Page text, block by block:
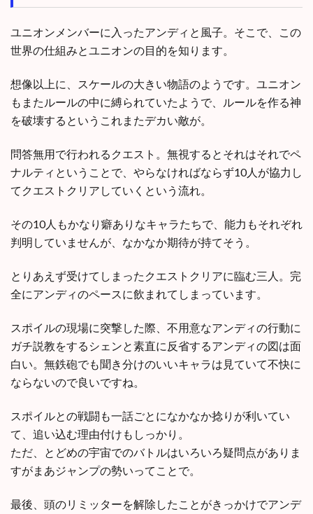
ユニオンメンバーに入ったアンディと風子。そこで、この
世界の仕組みとユニオンの目的を知ります。
想像以上に、スケールの大きい物語のようです。ユニオン
もまたルールの中に縛られていたようで、ルールを作る神
を破壊するというこれまたデカい敵が。
問答無用で行われるクエスト。無視するとそれはそれでペ
ナルティということで、やらなければならず10人が協力し
てクエストクリアしていくという流れ。
その10人もかなり癖ありなキャラたちで、能力もそれぞれ
判明していませんが、なかなか期待が持てそう。
とりあえず受けてしまったクエストクリアに臨む三人。完
全にアンディのペースに飲まれてしまっています。
スポイルの現場に突撃した際、不用意なアンディの行動に
ガチ説教をするシェンと素直に反省するアンディの図は面
白い。無鉄砲でも聞き分けのいいキャラは見ていて不快に
ならないので良いですね。
スポイルとの戦闘も一話ごとになかなか捻りが利いてい
て、追い込む理由付けもしっかり。
ただ、とどめの宇宙でのバトルはいろいろ疑問点がありま
すがまあジャンプの勢いってことで。
最後、頭のリミッターを解除したことがきっかけでアンデ